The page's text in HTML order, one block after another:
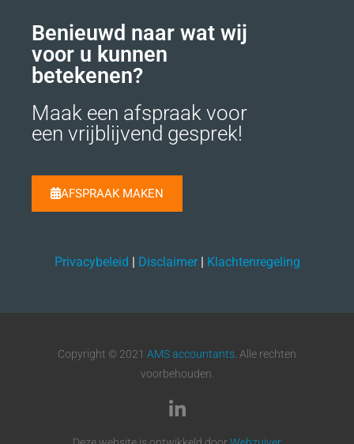
Benieuwd naar wat wij
voor u kunnen
betekenen?
Maak een afspraak voor
een vrijblijvend gesprek!
AFSPRAAK MAKEN
Privacybeleid | Disclaimer| Klachtenregeling
Copyright © 2021 AMS accountants . Alle rechten
voorbehouden.